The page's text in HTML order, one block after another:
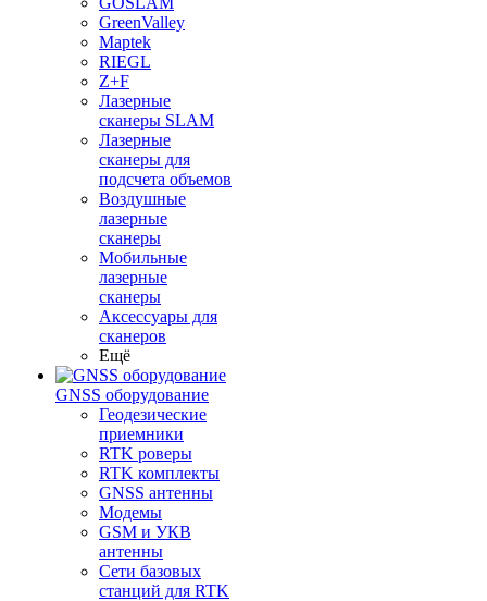
GreenValley
Maptek
RIEGL
Z+F
Лазерные
сканеры SLAM
Лазерные
сканеры для
подсчета объемов
Воздушные
лазерные
сканеры
Мобильные
лазерные
сканеры
Аксессуары для
сканеров
Ещё
GNSS оборудование
Геодезические
приемники
RTK роверы
RTK комплекты
GNSS антенны
Модемы
GSM и УКВ
антенны
Сети базовых
станций для RTK